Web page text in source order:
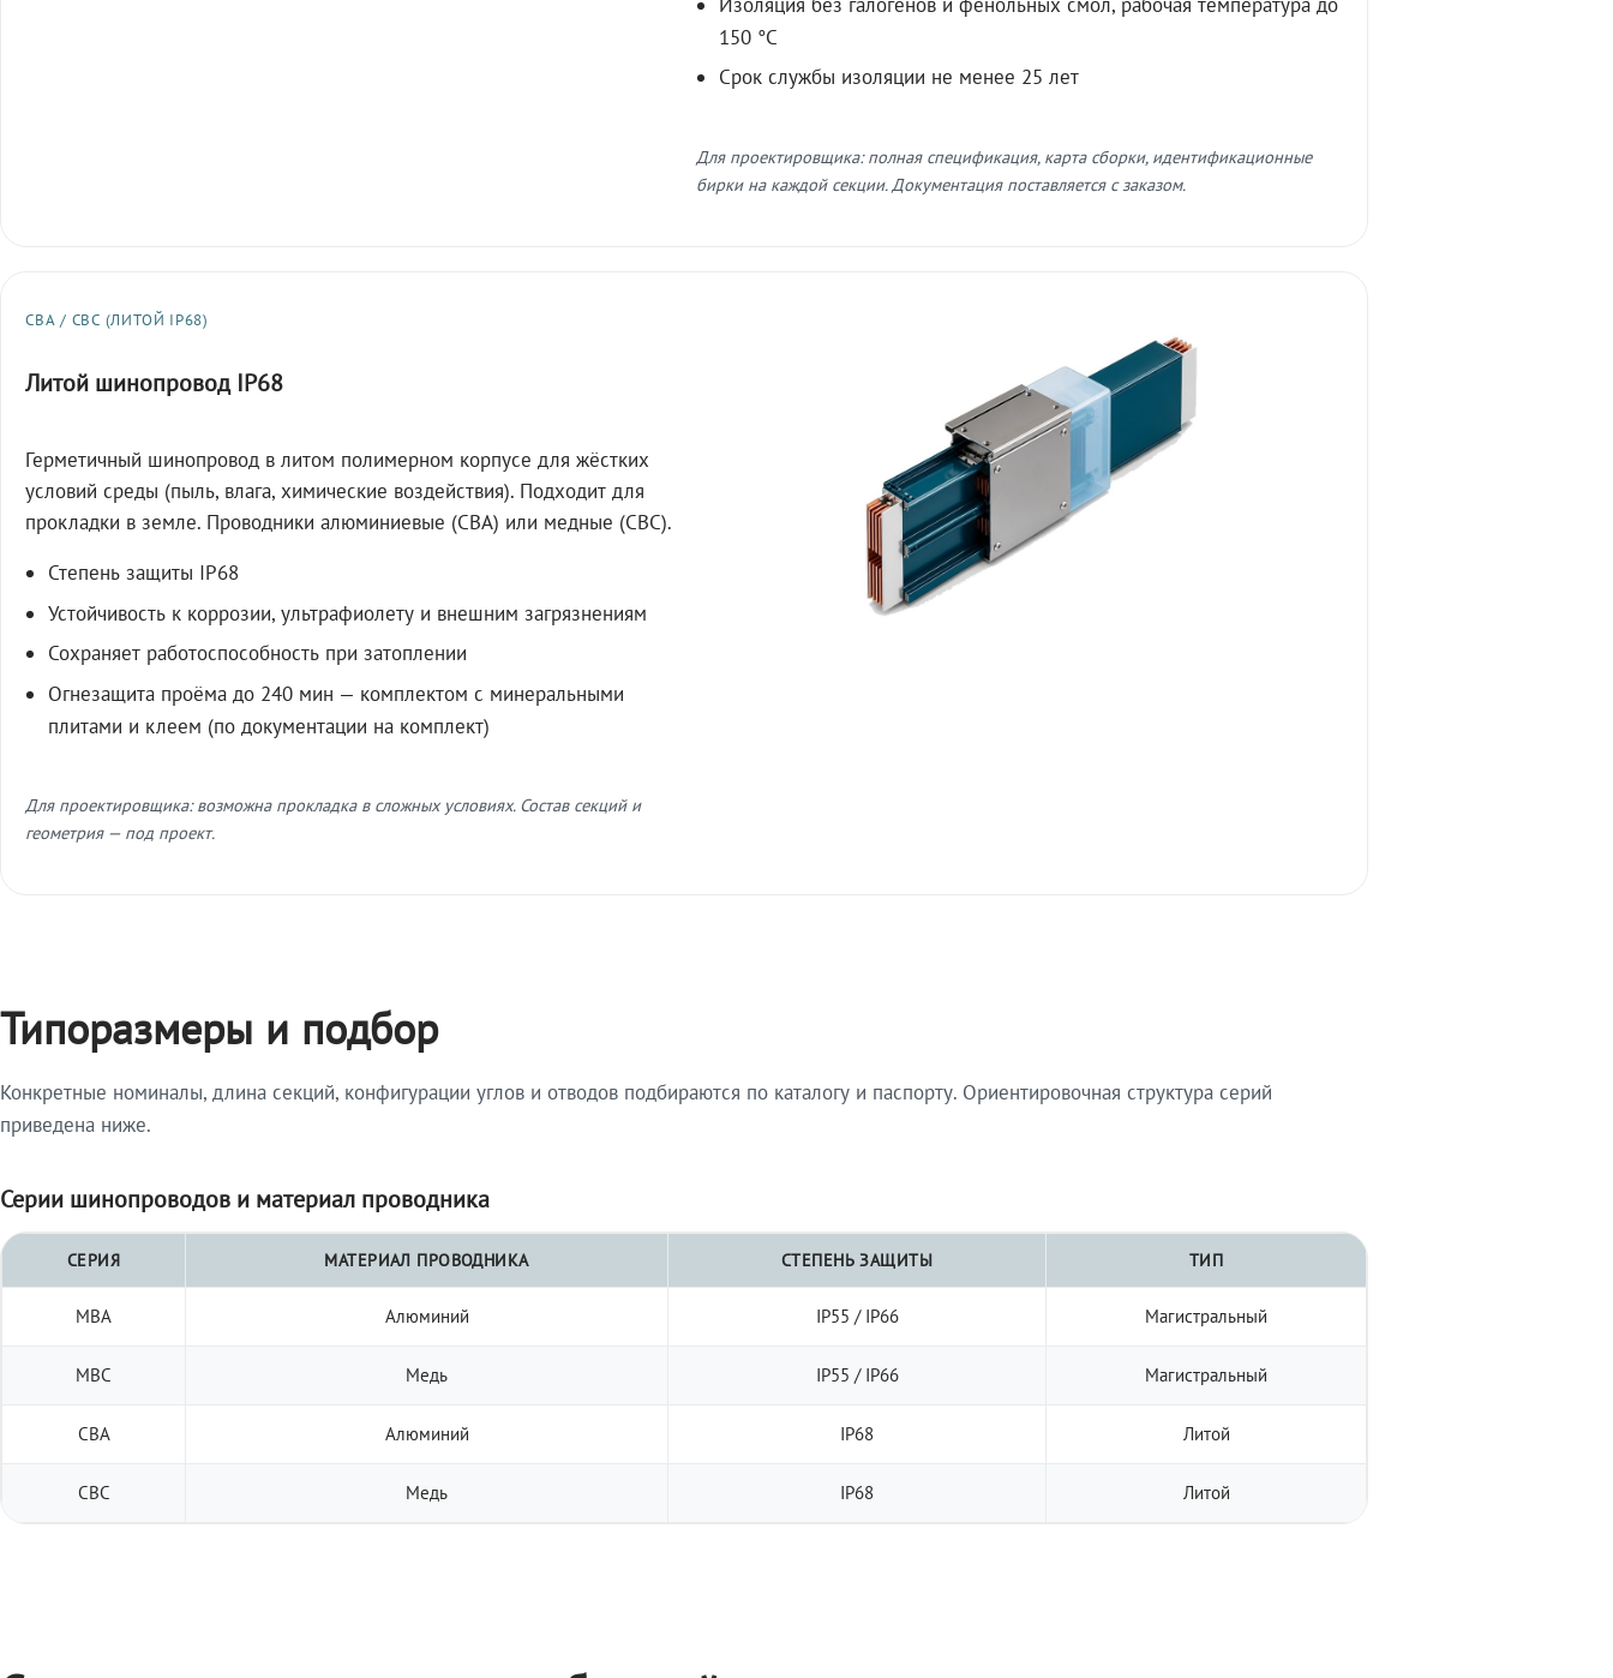
150 °C
Срок службы изоляции не менее 25 лет
Для проектировщика: полная спецификация, карта сборки, идентификационные
бирки на каждой секции. Документация поставляется с заказом.
СВА / СВС (ЛИТОЙ IP68)
Литой шинопровод IP68
Герметичный шинопровод в литом полимерном корпусе для жёстких
условий среды (пыль, влага, химические воздействия). Подходит для
прокладки в земле. Проводники алюминиевые (СВА) или медные (СВС).
Степень защиты IP68
Устойчивость к коррозии, ультрафиолету и внешним загрязнениям
Сохраняет работоспособность при затоплении
Огнезащита проёма до 240 мин — комплектом с минеральными
плитами и клеем (по документации на комплект)
Для проектировщика: возможна прокладка в сложных условиях. Состав секций и
геометрия — под проект.
Типоразмеры и подбор
Конкретные номиналы, длина секций, конфигурации углов и отводов подбираются по каталогу и паспорту. Ориентировочная структура серий
приведена ниже.
Серии шинопроводов и материал проводника
СЕРИЯ МАТЕРИАЛ ПРОВОДНИКА СТЕПЕНЬ ЗАЩИТЫ ТИП
МВА Алюминий IP55 / IP66 Магистральный
МВС Медь IP55 / IP66 Магистральный
СВА Алюминий IP68 Литой
СВС Медь IP68 Литой